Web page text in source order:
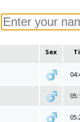
Sex